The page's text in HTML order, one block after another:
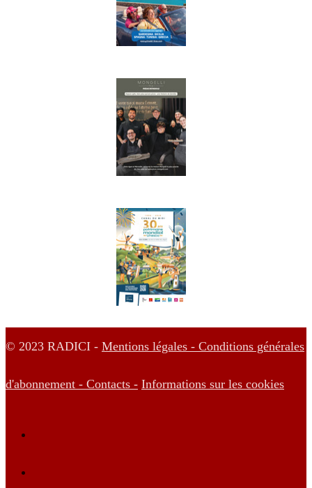
© 2023 RADICI - Mentions légales - Conditions générales
d'abonnement - Contacts - Informations sur les cookies